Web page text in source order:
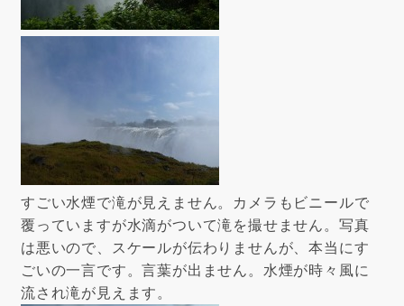
すごい水煙で滝が見えません。カメラもビニールで
覆っていますが水滴がついて滝を撮せません。写真
は悪いので、スケールが伝わりませんが、本当にす
ごいの一言です。言葉が出ません。水煙が時々風に
流され滝が見えます。